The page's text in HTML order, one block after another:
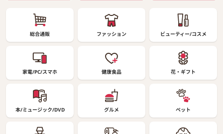
総合通販 ファッション ビューティー/コスメ
家電/PC/スマホ 健康食品 花・ギフト
本/ミュージック/DVD グルメ ペット